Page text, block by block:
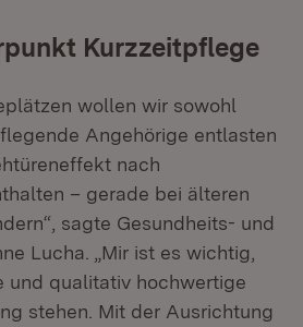
Kurzzeitpflege
wollen wir sowohl
Angehörige entlasten
nach
– gerade bei älteren
sagte Gesundheits- und
Lucha. „Mir ist es wichtig,
und qualitativ hochwertige
stehen. Mit der Ausrichtung